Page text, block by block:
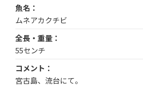
魚名
ムネアカクチビ
全長・重量
55センチ
コメント
宮古島、流台にて。